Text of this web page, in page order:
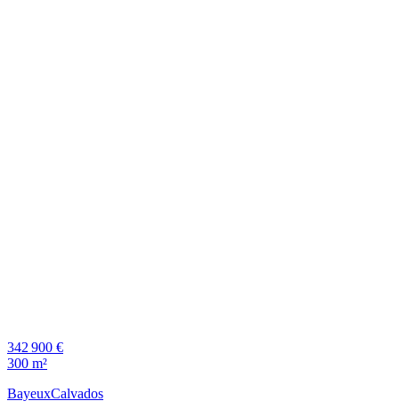
342 900 €
300 m²
BayeuxCalvados